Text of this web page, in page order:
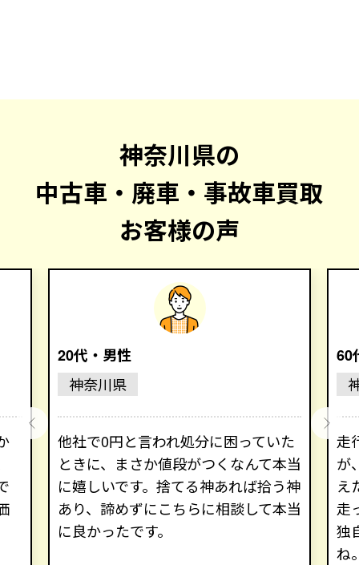
神奈川県の
中古車・廃車・事故車買取
お客様の声
20代・男性
神奈川県
他社で0円と言われ処分に困っていた
ときに、まさか値段がつくなんて本当
に嬉しいです。捨てる神あれば拾う神
あり、諦めずにこちらに相談して本当
に良かったです。
60
走
が
え
走
独
ね